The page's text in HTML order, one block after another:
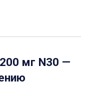
мг N30 —